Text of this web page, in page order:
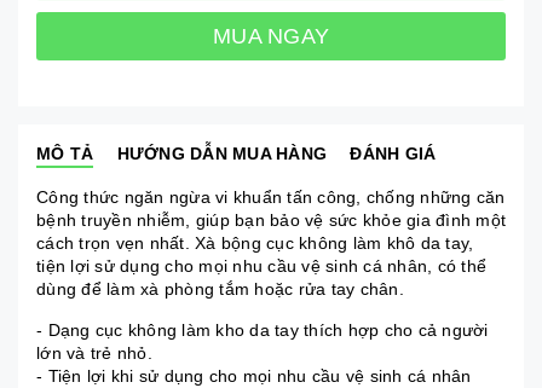
MUA NGAY
MÔ TẢ HƯỚNG DẪN MUA HÀNG ĐÁNH GIÁ
Công thức ngăn ngừa vi khuẩn tấn công, chống những căn
bệnh truyền nhiễm, giúp bạn bảo vệ sức khỏe gia đình một
cách trọn vẹn nhất. Xà bộng cục không làm khô da tay,
tiện lợi sử dụng cho mọi nhu cầu vệ sinh cá nhân, có thể
dùng để làm xà phòng tắm hoặc rửa tay chân.
- Dạng cục không làm kho da tay thích hợp cho cả người
lớn và trẻ nhỏ.
- Tiện lợi khi sử dụng cho mọi nhu cầu vệ sinh cá nhân